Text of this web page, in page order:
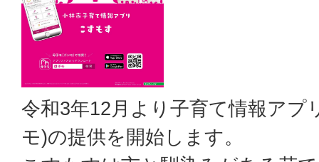
令和3年12月より子育て情報アプ
モ)の提供を開始します。